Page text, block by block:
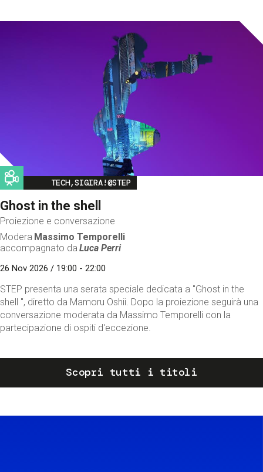
Image
TECH,SIGIRA!@STEP
Ghost in the shell
Proiezione e conversazione
Modera Massimo Temporelli
accompagnato da Luca Perri
26 Nov 2026 / 19:00 - 22:00
STEP presenta una serata speciale dedicata a "Ghost in the
shell ", diretto da Mamoru Oshii. Dopo la proiezione seguirà una
conversazione moderata da Massimo Temporelli con la
partecipazione di ospiti d'eccezione.
Scopri tutti i titoli